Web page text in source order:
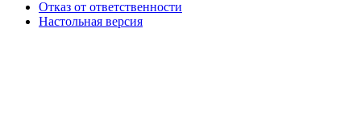
Отказ от ответственности
Настольная версия